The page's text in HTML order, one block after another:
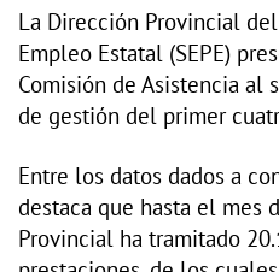
La Dirección Provincial
Empleo Estatal (SEPE)
Comisión de Asistencia al
de gestión del primer
Entre los datos dados a
destaca que hasta el mes
Provincial ha tramitado